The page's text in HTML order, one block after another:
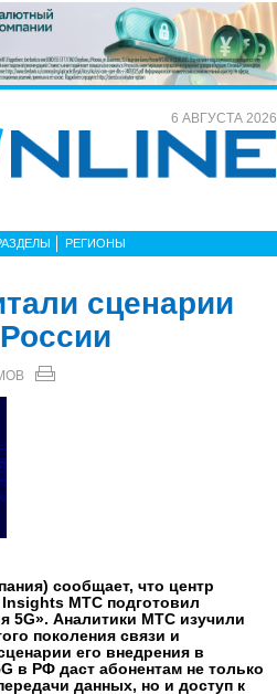
6 АВГУСТА 2026
РЕГИОНЫ
сценарии
сообщает, что центр
МТС подготовил
5G». Аналитики МТС изучили
поколения связи и
его внедрения в
в РФ даст абонентам не только
данных, но и доступ к